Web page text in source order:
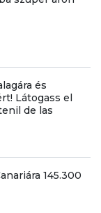
és
Látogass el
de las
145.300